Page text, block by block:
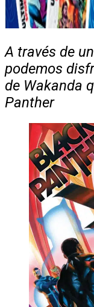
A través de
podemos
de Wakanda
Panther